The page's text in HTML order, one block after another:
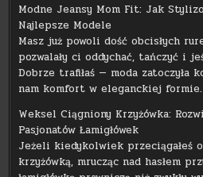
Modne Jeansy Mom Fit: Jak
Najlepsze Modele
Masz już powoli dość obcisłych
pozwalały ci oddychać, tańczyć i
Dobrze trafiłaś — moda zatoczyła
nam komfort w eleganckiej
Weksel Ciągniony Krzyżówka:
Pasjonatów Łamigłówek
Jeżeli kiedykolwiek przeciągałeś
krzyżówką, mrucząc nad hasłem